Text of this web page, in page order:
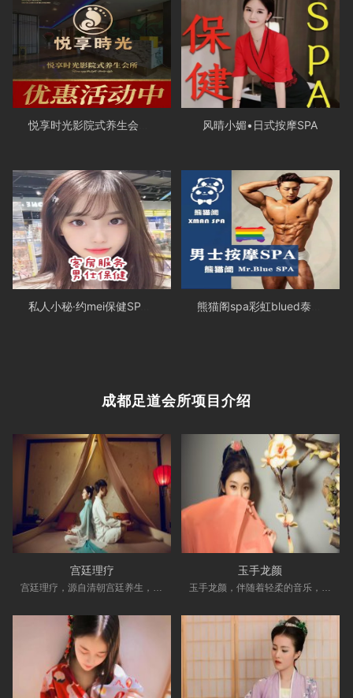
风晴小媚•日式按摩SPA
熊猫阁spa彩虹blued泰式按摩
成都足道会所项目介绍
宫廷理疗 玉手龙颜